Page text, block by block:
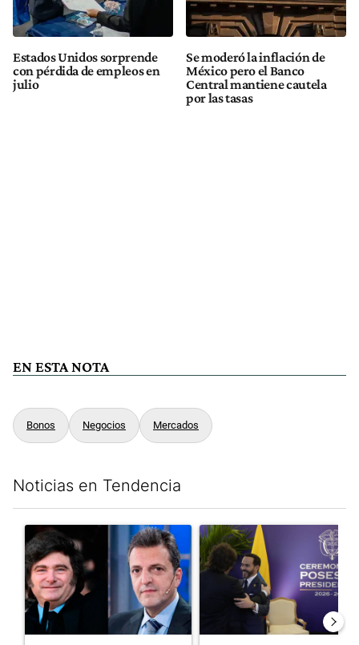
Estados Unidos sorprende
con pérdida de empleos en
julio
Se moderó la inflación de
México pero el Banco
Central mantiene cautela
por las tasas
EN ESTA NOTA
Bonos Negocios Mercados
Noticias en Tendencia
Un artículo de tendencia con el título "Los gobernadores
Un artículo de tendencia con